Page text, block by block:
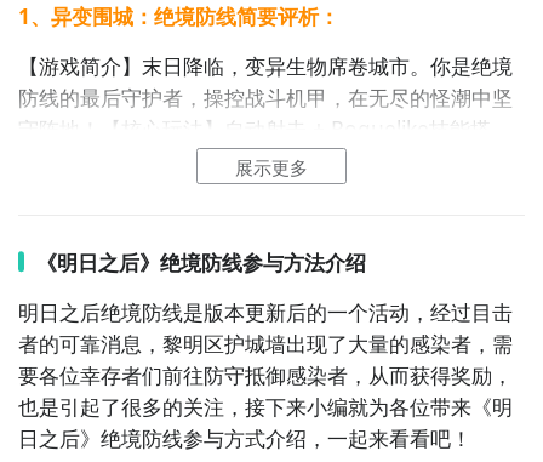
好了，小编为大家大家提供了这两种教程是下载异变围
城：绝境防线最为直接方法哦，不知道大家有没有清楚
的知道呢？想要了解更多精彩内容，不妨多多关注
异变围城：绝境防线
1、异变围城：绝境防线简要评析：
【游戏简介】末日降临，变异生物席卷城市。你是绝境
防线的最后守护者，操控战斗机甲，在无尽的怪潮中坚
守阵地！【核心玩法】自动射击 + Roguelike技能搭
配。每次升级从3个随机技能中选择，打造你的专属流派
——冰冻控场、火力倾泻、护盾坚守，上百种技能组合
高波数，冲击排行榜剧情模式：10章末日故事，揭开变
Rush：连续Boss战，硬核玩家的终极考验【多样敌
人】20+种变异生物轮番登场：蛛网机甲、孢子蘑菇、
脑寄生虫、熔岩巨人……每5波还有强力Boss守关，每
100波更有神话级Boss等待挑战。【成长收集】3种可解
锁角色、技能卷轴收集系统、金币商城，每一局都有新
展示更多
《明日之后》绝境防线参与方法介绍
明日之后绝境防线是版本更新后的一个活动 ，经过目击
者的可靠消息，黎明区护城墙出现了大量的感染者，需
要各位幸存者们前往防守抵御感染者，从而获得奖励，
也是引起了很多的关注，接下来小编就为各位带来《明
日之后》绝境防线参与方式介绍，一起来看看吧！